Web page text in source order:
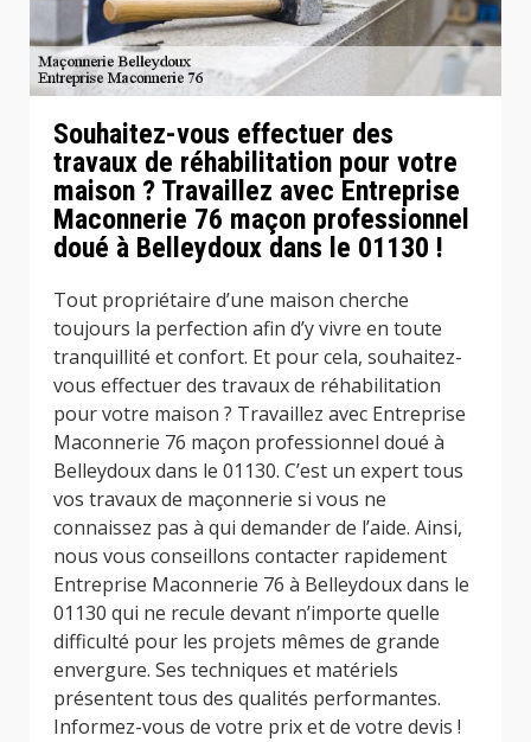
Souhaitez-vous effectuer des
travaux de réhabilitation pour votre
maison ? Travaillez avec Entreprise
Maconnerie 76 maçon professionnel
doué à Belleydoux dans le 01130 !
Tout propriétaire d’une maison cherche
toujours la perfection afin d’y vivre en toute
tranquillité et confort. Et pour cela, souhaitez-
vous effectuer des travaux de réhabilitation
pour votre maison ? Travaillez avec Entreprise
Maconnerie 76 maçon professionnel doué à
Belleydoux dans le 01130. C’est un expert tous
vos travaux de maçonnerie si vous ne
connaissez pas à qui demander de l’aide. Ainsi,
nous vous conseillons contacter rapidement
Entreprise Maconnerie 76 à Belleydoux dans le
01130 qui ne recule devant n’importe quelle
difficulté pour les projets mêmes de grande
envergure. Ses techniques et matériels
présentent tous des qualités performantes.
Informez-vous de votre prix et de votre devis !